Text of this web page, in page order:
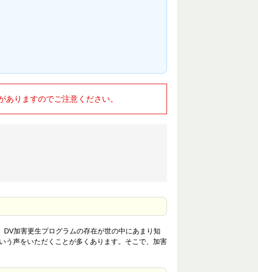
りますのでご注意ください。
加害更生プログラムの存在が世の中にあまり知
う声をいただくことが多くあります。そこで、加害